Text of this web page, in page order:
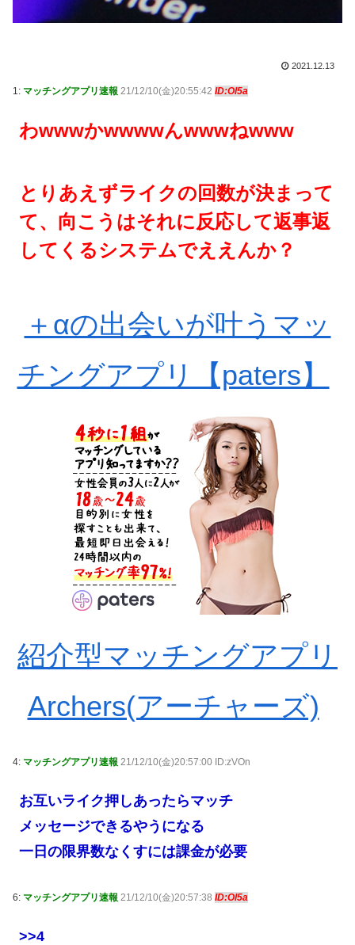
2021.12.13
1: マッチングアプリ速報 21/12/10(金)20:55:42 ID:Ol5a
わwwwかwwwwんwwwねwww
とりあえずライクの回数が決まって
て、向こうはそれに反応して返事返
してくるシステムでええんか？
＋αの出会いが叶うマッ
チングアプリ【paters】
紹介型マッチングアプリ
Archers(アーチャーズ)
4: マッチングアプリ速報 21/12/10(金)20:57:00 ID:zVOn
お互いライク押しあったらマッチ
メッセージできるやうになる
一日の限界数なくすには課金が必要
6: マッチングアプリ速報 21/12/10(金)20:57:38 ID:Ol5a
>>4